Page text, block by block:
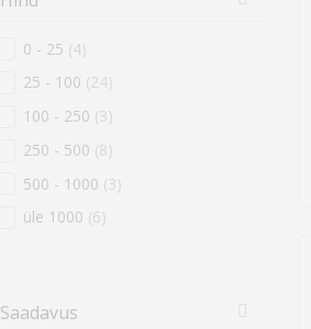
0 - 25 (4)
25 - 100 (24)
100 - 250 (3)
250 - 500 (8)
500 - 1000 (3)
üle 1000 (6)
Saadavus